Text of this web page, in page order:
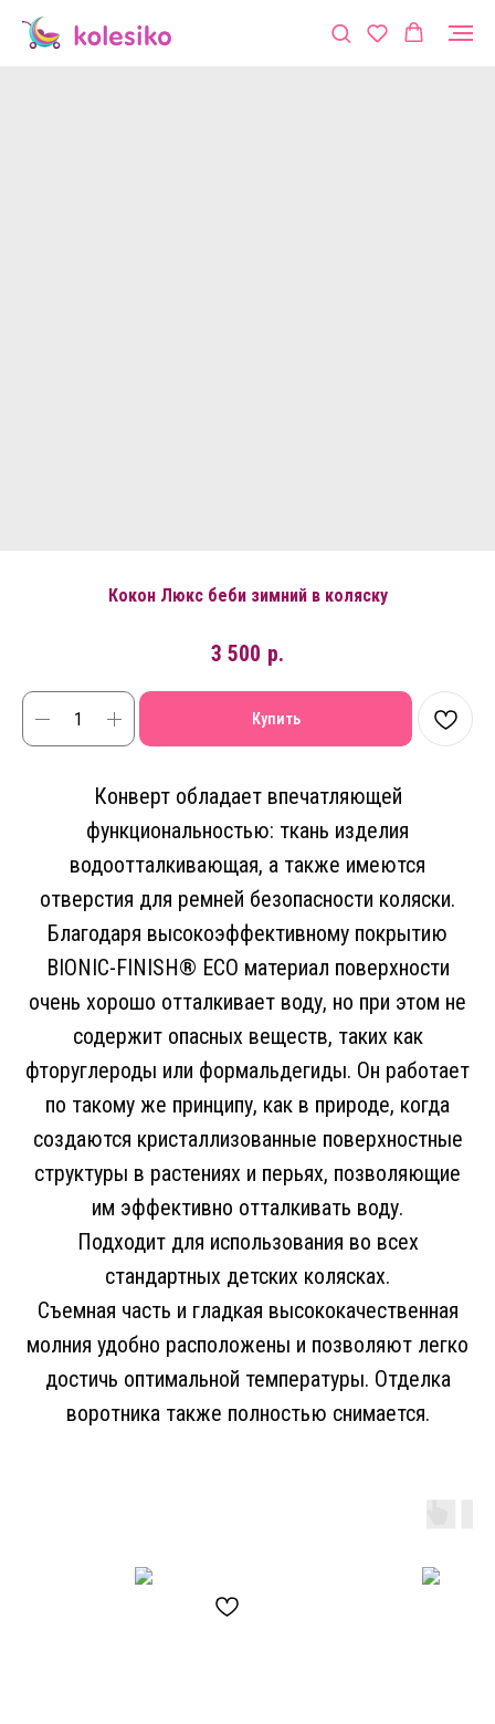
Кокон Люкс беби зимний в коляску
3 500 р.
Купить
Конверт обладает впечатляющей
функциональностью: ткань изделия
водоотталкивающая, а также имеются
отверстия для ремней безопасности коляски.
Благодаря высокоэффективному покрытию
BIONIC-FINISH® ECO материал поверхности
очень хорошо отталкивает воду, но при этом не
содержит опасных веществ, таких как
фторуглероды или формальдегиды. Он работает
по такому же принципу, как в природе, когда
создаются кристаллизованные поверхностные
структуры в растениях и перьях, позволяющие
им эффективно отталкивать воду.
Подходит для использования во всех
стандартных детских колясках.
Съемная часть и гладкая высококачественная
молния удобно расположены и позволяют легко
достичь оптимальной температуры. Отделка
воротника также полностью снимается.